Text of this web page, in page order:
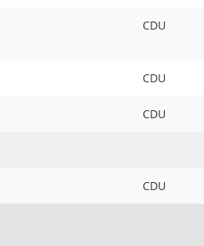
CDU
CDU
CDU
CDU